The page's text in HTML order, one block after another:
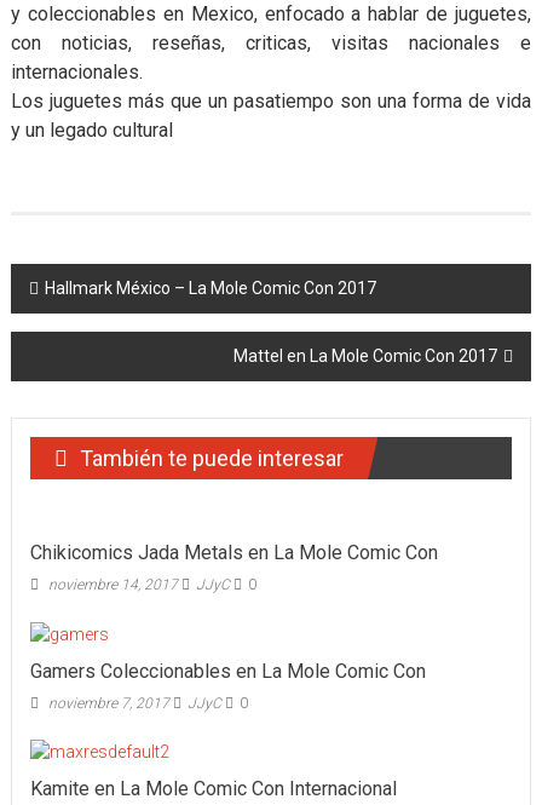
y coleccionables en Mexico, enfocado a hablar de juguetes,
con noticias, reseñas, criticas, visitas nacionales e
internacionales.
Los juguetes más que un pasatiempo son una forma de vida
y un legado cultural
Navegación
de
entradas
Hallmark México – La Mole Comic Con 2017
Mattel en La Mole Comic Con 2017
También te puede interesar
Chikicomics Jada Metals en La Mole Comic Con
noviembre 14, 2017 JJyC 0
Gamers Coleccionables en La Mole Comic Con
noviembre 7, 2017 JJyC 0
Kamite en La Mole Comic Con Internacional